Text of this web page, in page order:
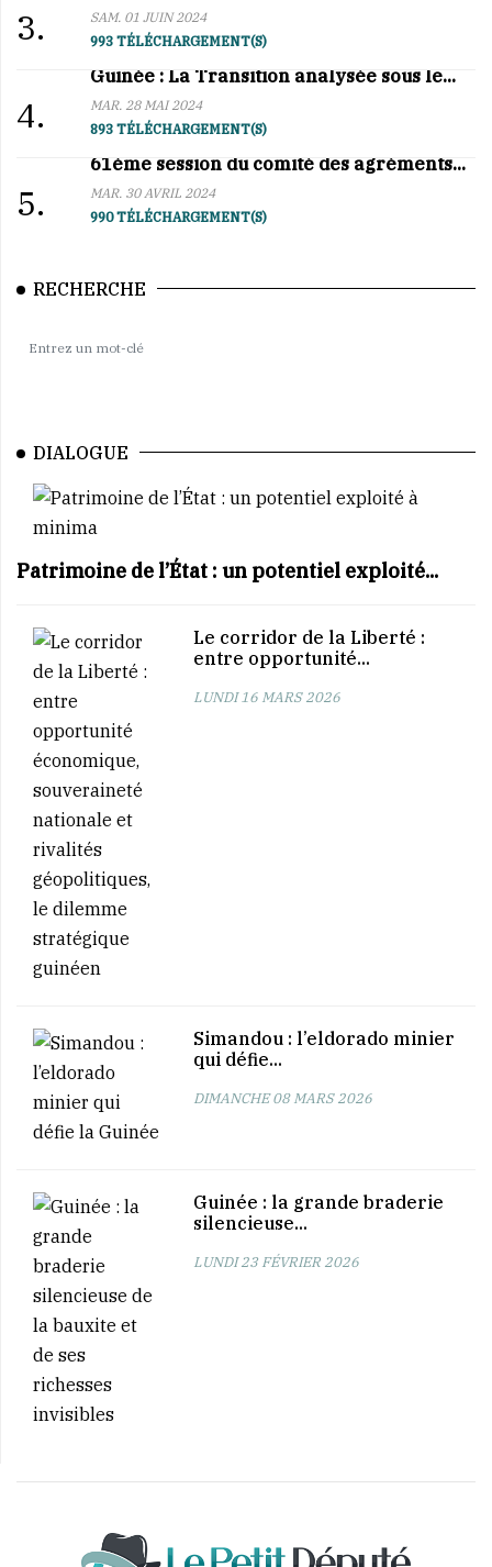
3.
SAM. 01 JUIN 2024
993 TÉLÉCHARGEMENT(S)
4.
Guinée : La Transition analysée sous le...
MAR. 28 MAI 2024
893 TÉLÉCHARGEMENT(S)
5.
61ème session du comité des agréments...
MAR. 30 AVRIL 2024
990 TÉLÉCHARGEMENT(S)
RECHERCHE
DIALOGUE
Patrimoine de l’État : un potentiel exploité...
Le corridor de la Liberté :
entre opportunité...
LUNDI 16 MARS 2026
Simandou : l’eldorado minier
qui défie...
DIMANCHE 08 MARS 2026
Guinée : la grande braderie
silencieuse...
LUNDI 23 FÉVRIER 2026